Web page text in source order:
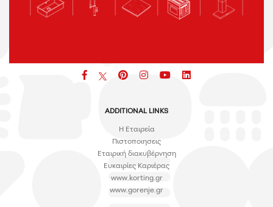
Facebook pinteresticon icon icon
ADDITIONAL LINKS
H Εταιρεία
Πιστοποιησεις
Εταιρική διακυβέρνηση
Ευκαιρίες Καριέρας
www.korting.gr
www.gorenje.gr